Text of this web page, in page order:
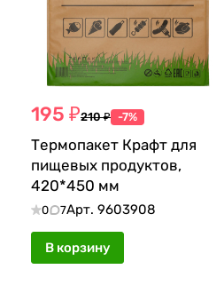
195 ₽210 ₽ -7%
Термопакет Крафт для
пищевых продуктов,
420*450 мм
0 7Арт. 9603908
В корзину